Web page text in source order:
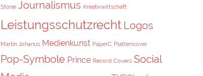
Stone Journalismus Kreativwirtschaft
Leistungsschutzrecht Logos
Martin Johanus Medienkunst PaperC Plattencover
Pop-Symbole Prince Record Covers Social